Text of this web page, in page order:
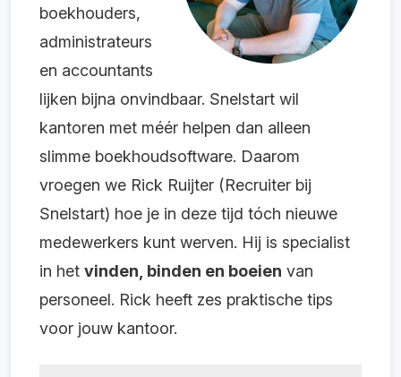
boekhouders,
administrateurs
en accountants
lijken bijna onvindbaar. Snelstart wil
kantoren met méér helpen dan alleen
slimme boekhoudsoftware. Daarom
vroegen we Rick Ruijter (Recruiter bij
Snelstart) hoe je in deze tijd tóch nieuwe
medewerkers kunt werven. Hij is specialist
in het vinden, binden en boeien van
personeel. Rick heeft zes praktische tips
voor jouw kantoor.